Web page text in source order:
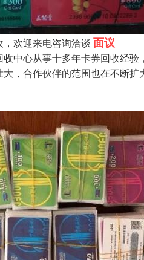
欢迎来电咨询洽谈 面议
中心从事十多年卡券回收经
，合作伙伴的范围也在不断